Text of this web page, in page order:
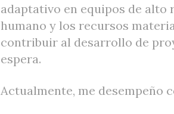
adaptativo en equipos de alto
humano y los recursos
contribuir al desarrollo de
espera.
Actualmente, me desempeño